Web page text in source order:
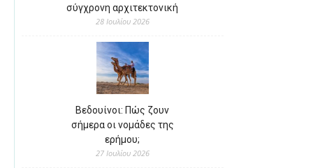
σύγχρονη αρχιτεκτονική
28 Ιουλίου 2026
Βεδουίνοι: Πώς ζουν
σήμερα οι νομάδες της
ερήμου;
27 Ιουλίου 2026